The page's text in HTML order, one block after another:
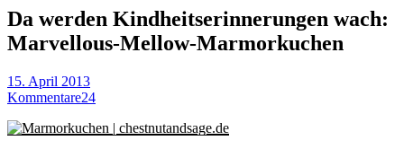
Da werden Kindheitserinnerungen wach:
Marvellous-Mellow-Marmorkuchen
15. April 2013
Kommentare24